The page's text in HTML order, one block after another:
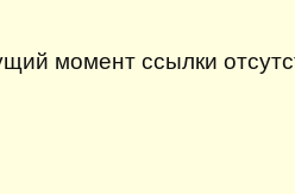
момент ссылки